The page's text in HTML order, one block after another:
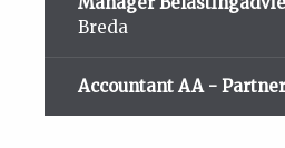
Breda
Accountant AA - Partner